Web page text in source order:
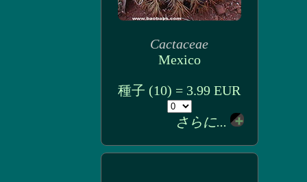
Cactaceae
Mexico
種子 (10) = 3.99 EUR
さらに...